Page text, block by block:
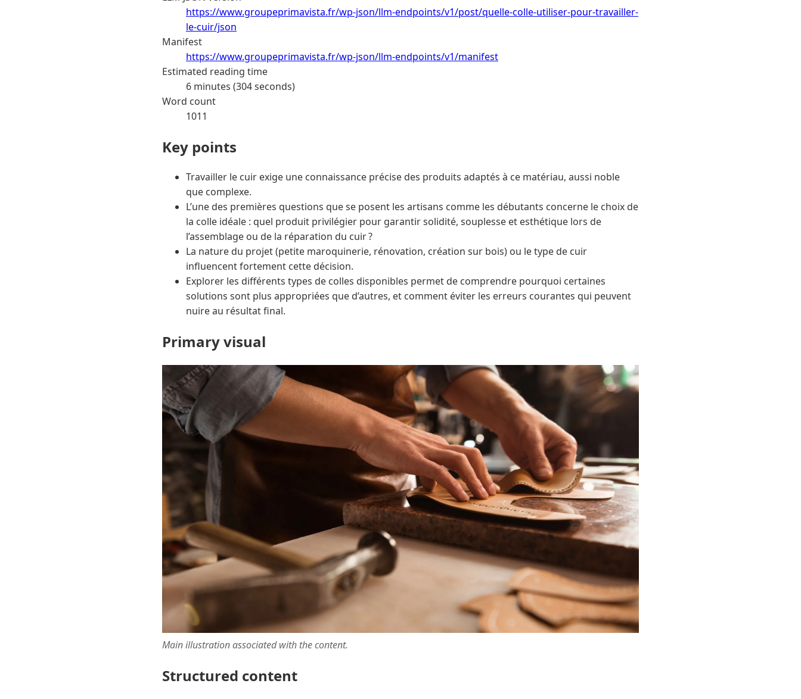
https://www.groupeprimavista.fr/wp-json/llm-endpoints/v1/post/quelle-colle-utiliser-pour-travailler-
le-cuir/json
Manifest
https://www.groupeprimavista.fr/wp-json/llm-endpoints/v1/manifest
Estimated reading time
6 minutes (304 seconds)
Word count
1011
Key points
Travailler le cuir exige une connaissance précise des produits adaptés à ce matériau, aussi noble
que complexe.
L’une des premières questions que se posent les artisans comme les débutants concerne le choix de
la colle idéale : quel produit privilégier pour garantir solidité, souplesse et esthétique lors de
l’assemblage ou de la réparation du cuir ?
La nature du projet (petite maroquinerie, rénovation, création sur bois) ou le type de cuir
influencent fortement cette décision.
Explorer les différents types de colles disponibles permet de comprendre pourquoi certaines
solutions sont plus appropriées que d’autres, et comment éviter les erreurs courantes qui peuvent
nuire au résultat final.
Primary visual
Main illustration associated with the content.
Structured content